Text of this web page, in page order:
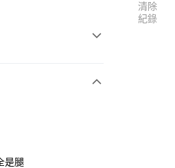
是腿
清除
紀錄